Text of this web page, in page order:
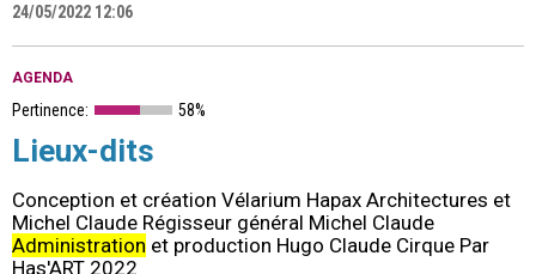
24/05/2022 12:06
AGENDA
Pertinence: 58%
Lieux-dits
Conception et création Vélarium Hapax Architectures et
Michel Claude Régisseur général Michel Claude
Administration et production Hugo Claude Cirque Par
Has'ART 2022